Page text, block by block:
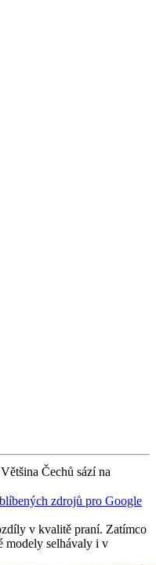
Čechů sází na
zdrojů pro Google
v kvalitě praní. Zatímco
modely selhávaly i v